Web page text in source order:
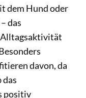
dem Hund oder
das
davon, da
das
positiv